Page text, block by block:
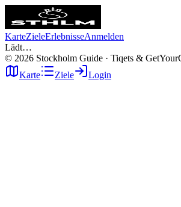
KarteZieleErlebnisseAnmelden
Lädt…
© 2026 Stockholm Guide · Tiqets &
Karte
Ziele Login